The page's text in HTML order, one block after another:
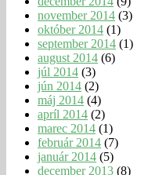
november 2014 (3)
október 2014 (1)
september 2014 (1)
august 2014 (6)
júl 2014 (3)
jún 2014 (2)
máj 2014 (4)
apríl 2014 (2)
marec 2014 (1)
február 2014 (7)
január 2014 (5)
december 2013 (8)